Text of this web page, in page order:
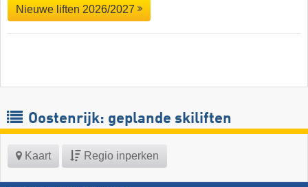
Nieuwe liften 2026/2027
Oostenrijk: geplande skiliften
Kaart Regio inperken